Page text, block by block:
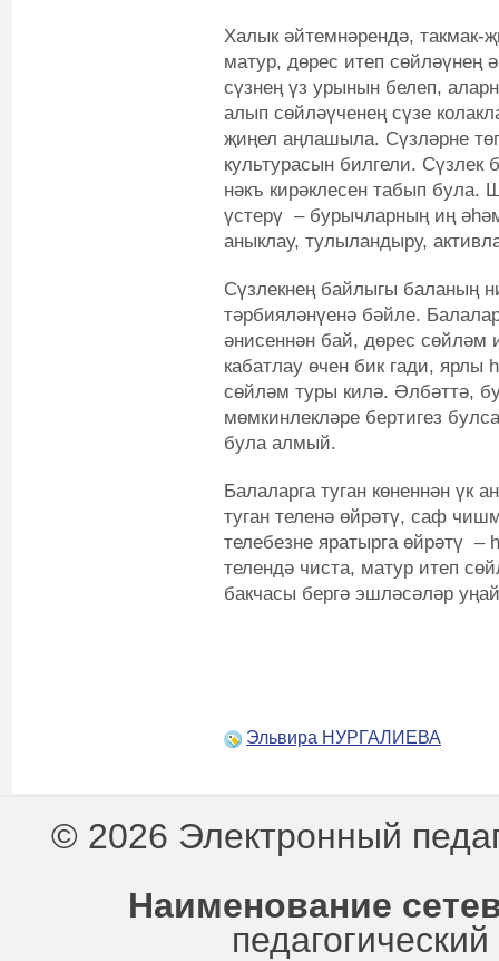
Халык әйтемнәрендә, такмак-
матур, дөрес итеп сөйләүнең
сүзнең үз урынын белеп,
алып сөйләүченең сүзе
җиңел аңлашыла. Сүзләрне
культурасын билгели. Сүзлек
нәкъ кирәклесен табып
үстерү – бурычларның иң
аныклау, тулыландыру,
Сүзлекнең байлыгы баланың
тәрбияләнүенә бәйле.
әнисеннән бай, дөрес сөйләм
кабатлау өчен бик гади, ярлы
сөйләм туры килә. Әлбәттә,
мөмкинлекләре бертигез
була алмый.
Балаларга туган көненнән үк
туган теленә өйрәтү, саф
телебезне яратырга өйрәтү –
телендә чиста, матур итеп
бакчасы бергә эшләсәләр
Эльвира НУРГАЛИЕВА
© 2026 Электронный
Наименование